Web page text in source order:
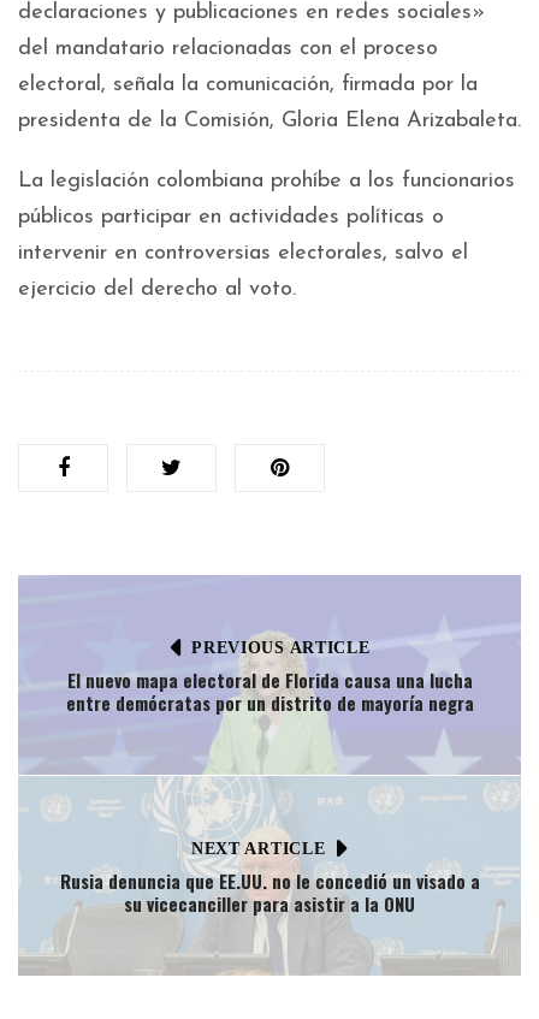
declaraciones y publicaciones en redes sociales»
del mandatario relacionadas con el proceso
electoral, señala la comunicación, firmada por la
presidenta de la Comisión, Gloria Elena Arizabaleta.
La legislación colombiana prohíbe a los funcionarios
públicos participar en actividades políticas o
intervenir en controversias electorales, salvo el
ejercicio del derecho al voto.
PREVIOUS ARTICLE
El nuevo mapa electoral de Florida causa una lucha
entre demócratas por un distrito de mayoría negra​
NEXT ARTICLE
Rusia denuncia que EE.UU. no le concedió un visado a
su vicecanciller para asistir a la ONU​